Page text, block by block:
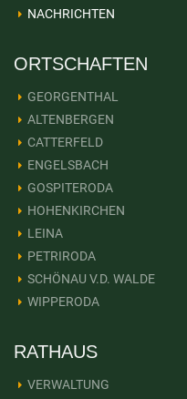
NACHRICHTEN
ORTSCHAFTEN
GEORGENTHAL
ALTENBERGEN
CATTERFELD
ENGELSBACH
GOSPITERODA
HOHENKIRCHEN
LEINA
PETRIRODA
SCHÖNAU V.D. WALDE
WIPPERODA
RATHAUS
VERWALTUNG